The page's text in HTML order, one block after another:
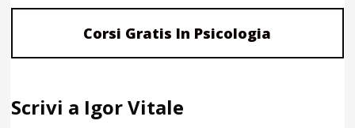
Corsi Gratis In Psicologia
Scrivi a Igor Vitale